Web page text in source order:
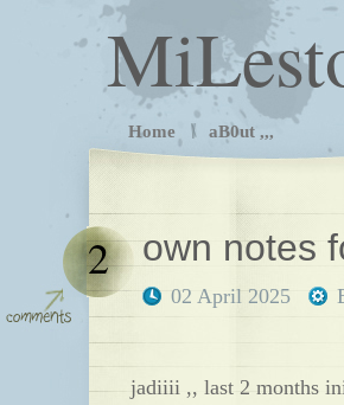
Home aB0ut ,,,
own notes
02 April 2025
2
jadiiii ,, last 2 months